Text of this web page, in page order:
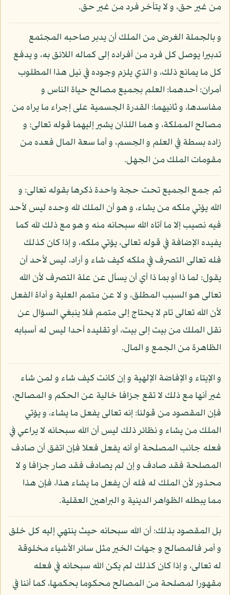
من غير حق، و لا يتأخر فرد من غير حق.
و بالجملة الغرض من الملك أن يدبر صاحبه المجتمع
تدبيرا يوصل كل فرد من أفراده إلى كماله اللائق به، و يدفع
كل ما يمانع ذلك، و الذي يلزم وجوده في نيل هذا المطلوب
أمران: أحدهما: العلم بجميع مصالح حياة الناس و
مفاسدها، و ثانيهما: القدرة الجسمية على إجراء ما يراه من
مصالح المملكة، و هما اللذان يشير إليهما قوله تعالى: و
زاده بسطة في العلم و الجسم، و أما سعة المال فعده من
مقومات الملك من الجهل.
ثم جمع الجميع تحت حجة واحدة ذكرها بقوله تعالى: و
الله يؤتي ملكه من يشاء، و هو أن الملك لله وحده ليس لأحد
فيه نصيب إلا ما آتاه الله سبحانه منه و هو مع ذلك لله كما
يفيده الإضافة في قوله تعالى، يؤتي ملكه، و إذا كان كذلك
فله تعالى التصرف في ملكه كيف شاء و أراد، ليس لأحد أن
يقول: لما ذا أو بما ذا أي أن يسأل عن علة التصرف لأن الله
تعالى هو السبب المطلق، و لا عن متمم العلية و أداة الفعل
لأن الله تعالى تام لا يحتاج إلى متمم فلا ينبغي السؤال عن
نقل الملك من بيت إلى بيت، أو تقليده أحدا ليس له أسبابه
الظاهرة من الجمع و المال.
و الإيتاء و الإفاضة الإلهية و إن كانت كيف شاء و لمن شاء
غير أنها مع ذلك لا تقع جزافا خالية عن الحكم و المصالح،
فإن المقصود من قولنا: إنه تعالى يفعل ما يشاء، و يؤتي
الملك من يشاء و نظائر ذلك ليس أن الله سبحانه لا يراعي في
فعله جانب المصلحة أو أنه يفعل فعلا فإن اتفق أن صادف
المصلحة فقد صادف و إن لم يصادف فقد صار جزافا و لا
محذور لأن الملك له فله أن يفعل ما يشاء هذا، فإن هذا
مما يبطله الظواهر الدينية و البراهين العقلية.
بل المقصود بذلك: أن الله سبحانه حيث ينتهي إليه كل خلق
و أمر فالمصالح و جهات الخير مثل سائر الأشياء مخلوقة
له تعالى، و إذا كان كذلك لم يكن الله سبحانه في فعله
مقهورا لمصلحة من المصالح محكوما بحكمها، كما أننا في